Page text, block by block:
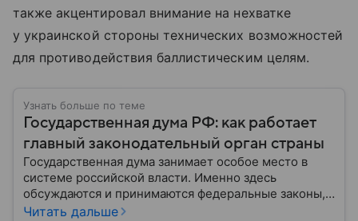
также акцентировал внимание на нехватке
у украинской стороны технических возможностей
для противодействия баллистическим целям.
Узнать больше по теме
Государственная дума РФ: как работает
главный законодательный орган страны
Государственная дума занимает особое место в
системе российской власти. Именно здесь
обсуждаются и принимаются федеральные законы,
определяющие развитие государства, экономики и
Читать дальше